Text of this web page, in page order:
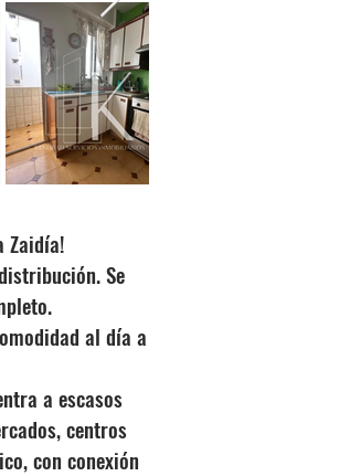
Zaidía!
Se
al día a
a escasos
centros
con conexión